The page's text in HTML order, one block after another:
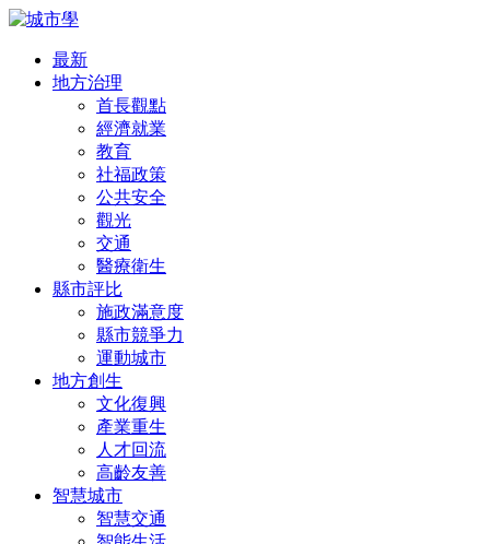
最新
地方治理
首長觀點
經濟就業
教育
社福政策
公共安全
觀光
交通
醫療衛生
縣市評比
施政滿意度
縣市競爭力
運動城市
地方創生
文化復興
產業重生
人才回流
高齡友善
智慧城市
智慧交通